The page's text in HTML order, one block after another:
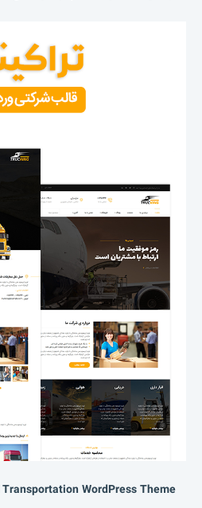
WordPress Theme